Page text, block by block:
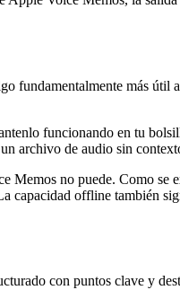
fundamentalmente más útil
funcionando en tu
archivo de audio sin
Memos no puede. Como se
capacidad offline también
con puntos clave y